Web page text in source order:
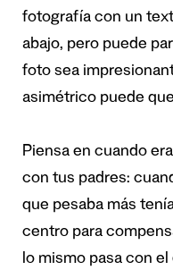
fotografía con un
abajo, pero puede
foto sea
asimétrico puede
Piensa en cuando
con tus padres:
que pesaba más
centro para
lo mismo pasa con